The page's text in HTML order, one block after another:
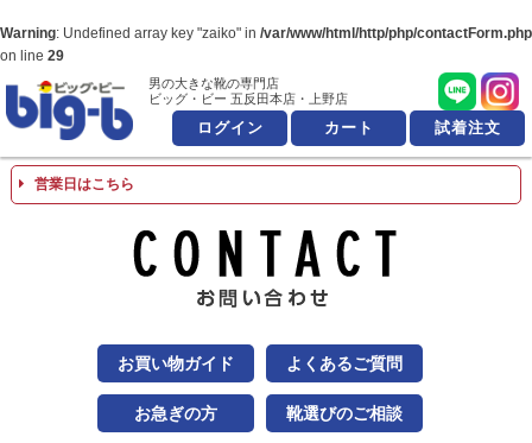
Warning: Undefined array key "zaiko" in /var/www/html/http/php/contactForm.php
on line 29
男の大きな靴の
男の大きな靴の専門店
ビッグ・ビー 五反田本店・上野店
ログイン カート 試着注文
営業日はこちら
お買い物ガイド よくあるご質問
お急ぎの方 靴選びのご相談